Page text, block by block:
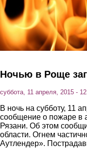
Ночью в Роще
суббота, 11 апреля, 2015 -
В ночь на субботу, 11
сообщение о пожаре в
Рязани. Об этом
области. Огнем
Аутлендер».